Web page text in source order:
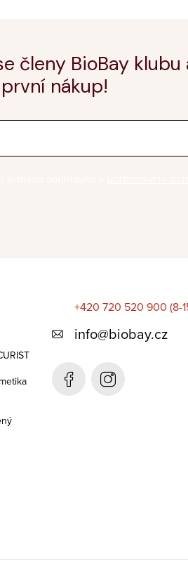
členy BioBay klubu
první nákup!
+420 720 520 900 (8-
info@biobay.cz